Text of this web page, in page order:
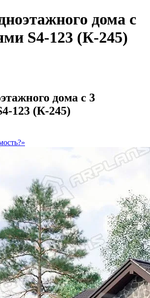
дома с
S4-123 (К-245)
дома с 3
123 (К-245)